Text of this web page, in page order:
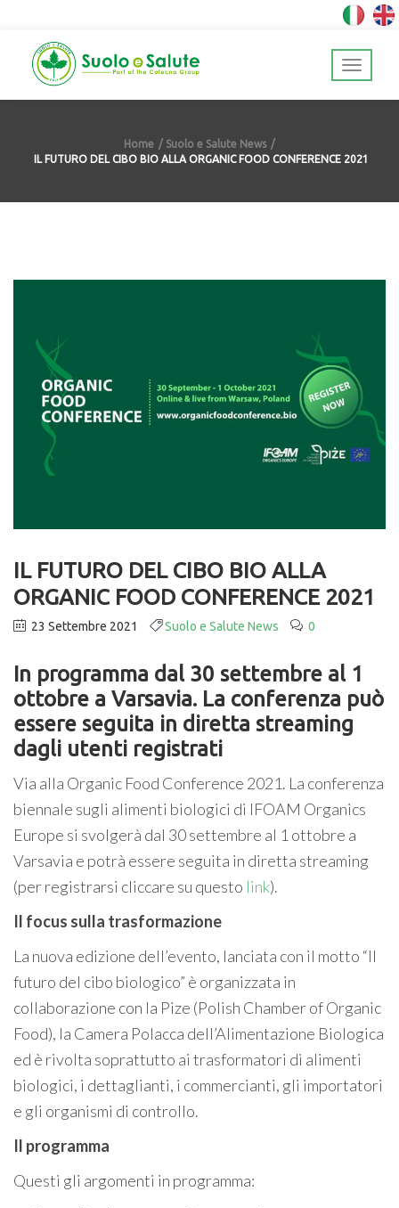
Home
Suolo e Salute News
IL FUTURO DEL CIBO BIO ALLA ORGANIC FOOD CONFERENCE 2021
IL FUTURO DEL CIBO BIO ALLA
ORGANIC FOOD CONFERENCE 2021
23 Settembre 2021 Suolo e Salute News 0
In programma dal 30 settembre al 1
ottobre a Varsavia. La conferenza può
essere seguita in diretta streaming
dagli utenti registrati
Via alla Organic Food Conference 2021. La conferenza
biennale sugli alimenti biologici di IFOAM Organics
Europe si svolgerà dal 30 settembre al 1 ottobre a
Varsavia e potrà essere seguita in diretta streaming
(per registrarsi cliccare su questo link).
Il focus sulla trasformazione
La nuova edizione dell’evento, lanciata con il motto “Il
futuro del cibo biologico” è organizzata in
collaborazione con la Pize (Polish Chamber of Organic
Food), la Camera Polacca dell’Alimentazione Biologica
ed è rivolta soprattutto ai trasformatori di alimenti
biologici, i dettaglianti, i commercianti, gli importatori
e gli organismi di controllo.
Il programma
Questi gli argomenti in programma: